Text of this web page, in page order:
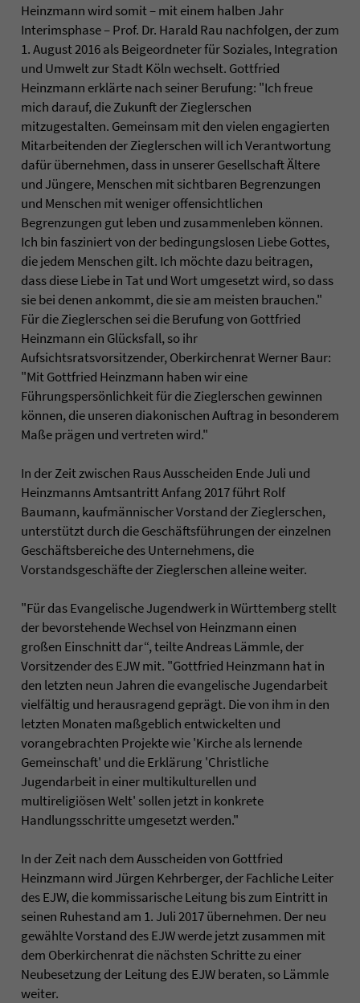
Heinzmann wird somit – mit einem halben Jahr
Interimsphase – Prof. Dr. Harald Rau nachfolgen, der zum
1. August 2016 als Beigeordneter für Soziales, Integration
und Umwelt zur Stadt Köln wechselt. Gottfried
Heinzmann erklärte nach seiner Berufung: "Ich freue
mich darauf, die Zukunft der Zieglerschen
mitzugestalten. Gemeinsam mit den vielen engagierten
Mitarbeitenden der Zieglerschen will ich Verantwortung
dafür übernehmen, dass in unserer Gesellschaft Ältere
und Jüngere, Menschen mit sichtbaren Begrenzungen
und Menschen mit weniger offensichtlichen
Begrenzungen gut leben und zusammenleben können.
Ich bin fasziniert von der bedingungslosen Liebe Gottes,
die jedem Menschen gilt. Ich möchte dazu beitragen,
dass diese Liebe in Tat und Wort umgesetzt wird, so dass
sie bei denen ankommt, die sie am meisten brauchen."
Für die Zieglerschen sei die Berufung von Gottfried
Heinzmann ein Glücksfall, so ihr
Aufsichtsratsvorsitzender, Oberkirchenrat Werner Baur:
"Mit Gottfried Heinzmann haben wir eine
Führungspersönlichkeit für die Zieglerschen gewinnen
können, die unseren diakonischen Auftrag in besonderem
Maße prägen und vertreten wird."
In der Zeit zwischen Raus Ausscheiden Ende Juli und
Heinzmanns Amtsantritt Anfang 2017 führt Rolf
Baumann, kaufmännischer Vorstand der Zieglerschen,
unterstützt durch die Geschäftsführungen der einzelnen
Geschäftsbereiche des Unternehmens, die
Vorstandsgeschäfte der Zieglerschen alleine weiter.
"Für das Evangelische Jugendwerk in Württemberg stellt
der bevorstehende Wechsel von Heinzmann einen
großen Einschnitt dar“, teilte Andreas Lämmle, der
Vorsitzender des EJW mit. "Gottfried Heinzmann hat in
den letzten neun Jahren die evangelische Jugendarbeit
vielfältig und herausragend geprägt. Die von ihm in den
letzten Monaten maßgeblich entwickelten und
vorangebrachten Projekte wie 'Kirche als lernende
Gemeinschaft' und die Erklärung 'Christliche
Jugendarbeit in einer multikulturellen und
multireligiösen Welt' sollen jetzt in konkrete
Handlungsschritte umgesetzt werden."
In der Zeit nach dem Ausscheiden von Gottfried
Heinzmann wird Jürgen Kehrberger, der Fachliche Leiter
des EJW, die kommissarische Leitung bis zum Eintritt in
seinen Ruhestand am 1. Juli 2017 übernehmen. Der neu
gewählte Vorstand des EJW werde jetzt zusammen mit
dem Oberkirchenrat die nächsten Schritte zu einer
Neubesetzung der Leitung des EJW beraten, so Lämmle
weiter.